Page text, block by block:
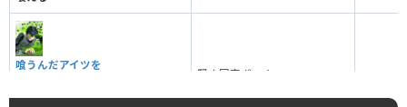
喰うんだアイツを
賢さ固定ボーナス